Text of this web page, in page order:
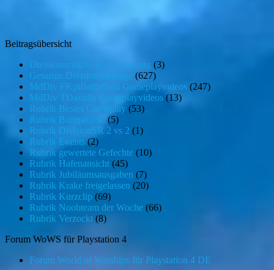
Beitragsübersicht
Divisionsmitglieder Vorstellung (3)
Gesamte Divisionsbeiträge (627)
MdDiv FKptBattlefield Gameplayvideos (247)
MdDiv TDavidis Gameplayvideos (13)
Rubrik Bestes Gameplay (53)
Rubrik Büroprojekt
(5)
Rubrik DivisionSR 2 vs 2 (1)
Rubrik Events (2)
Rubrik gewertete Gefechte (10)
Rubrik Hafenansicht (45)
Rubrik Jubiläumsausgaben (7)
Rubrik Krake freigelassen (20)
Rubrik Kurzclip (69)
Rubrik Noobteam der Woche (66)
Rubrik Verzockt (8)
Forum WoWS für Playstation 4
Forum World of Warships für Playstation 4 DE